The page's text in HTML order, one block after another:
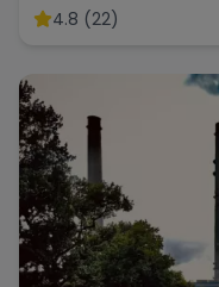
4.8 (22)